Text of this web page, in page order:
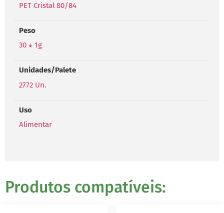
PET Cristal 80/84
Peso
30 ± 1g
Unidades/Palete
2772 Un.
Uso
Alimentar
Produtos compatíveis: